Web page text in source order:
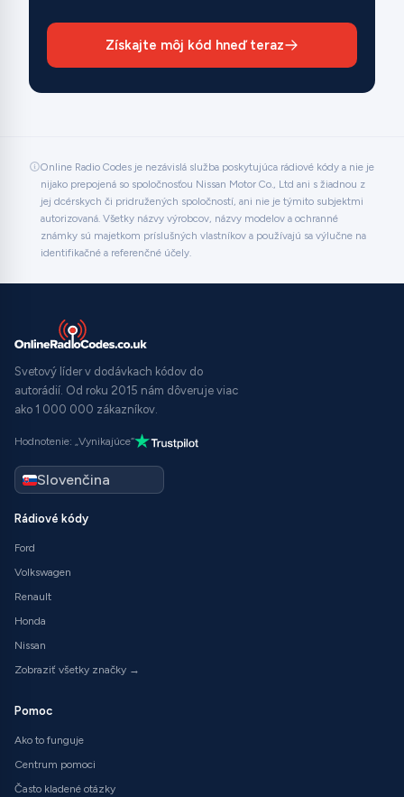
Získajte môj kód hneď teraz
Online Radio Codes je nezávislá služba poskytujúca rádiové kódy a nie je
nijako prepojená so spoločnosťou Nissan Motor Co., Ltd ani s žiadnou z
jej dcérskych či pridružených spoločností, ani nie je týmito subjektmi
autorizovaná. Všetky názvy výrobcov, názvy modelov a ochranné
známky sú majetkom príslušných vlastníkov a používajú sa výlučne na
identifikačné a referenčné účely.
Svetový líder v dodávkach kódov do
autorádií. Od roku 2015 nám dôveruje viac
ako 1 000 000 zákazníkov.
Hodnotenie: „Vynikajúce“
Rádiové kódy
Ford
Volkswagen
Renault
Honda
Nissan
Zobraziť všetky značky →
Pomoc
Ako to funguje
Centrum pomoci
Často kladené otázky